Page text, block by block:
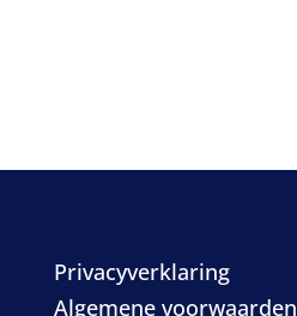
Privacyverklaring
Algemene voorwaarden